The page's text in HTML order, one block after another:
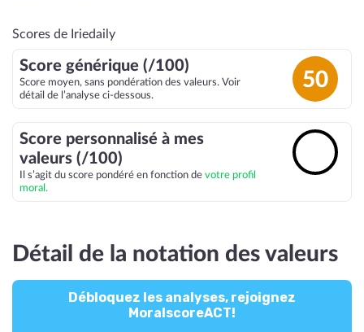
Scores de Iriedaily
Score générique (/100)
Score moyen, sans pondération des valeurs. Voir
détail de l’analyse ci-dessous.
50
Score personnalisé à mes
valeurs (/100)
Il s’agit du score pondéré en fonction de votre profil
moral.
Détail de la notation des valeurs
Débloquez les analyses, rejoignez
MoralscoreACT!